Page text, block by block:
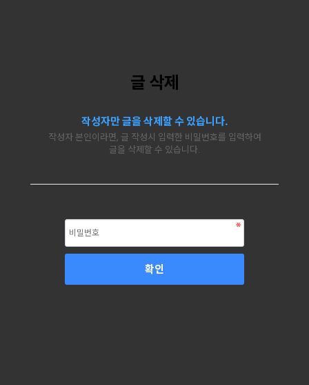
글 삭제
작성자만 글을 삭제할 수 있습니다.
작성자 본인이라면, 글 작성시 입력한 비밀번호를 입력하여
글을 삭제할 수 있습니다.